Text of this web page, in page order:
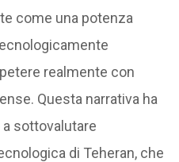
come una potenza
realmente con
Questa narrativa ha
sottovalutare
di Teheran, che